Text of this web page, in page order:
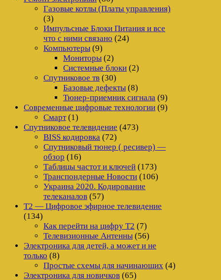
Газовые котлы (Платы управления)
(3)
Импульсные Блоки Питания и все
что с ними связано (24)
Компьютеры (9)
Мониторы (2)
Системные блоки (2)
Спутниковое тв (30)
Базовые дефекты (8)
Тюнер-приемник сигнала (9)
Современные цифровые технологии (9)
Смарт(1)
Спутниковое телевидение (473)
BISS кодировка (72)
Спутниковый тюнер ( ресивер) —
обзор (16)
Таблицы частот и ключей (173)
Транспондерные Новости (106)
Украина 2020. Кодирование
телеканалов (57)
Т2 — Цифровое эфирное телевидение
(134)
Как перейти на цифру Т2 (7)
Телевизионные Антенны (56)
Электроника для детей, а может и не
только (8)
Простые схемы для начинающих (4)
Электроника для новичков (65)